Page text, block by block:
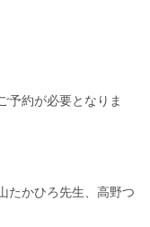
予約が必要となりま
たかひろ先生、高野つ